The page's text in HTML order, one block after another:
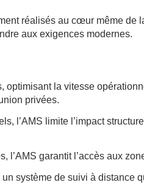
réalisés au cœur même
aux exigences modernes.
optimisant la vitesse
privées.
l’AMS limite l’impact
garantit l’accès aux
un système de suivi à